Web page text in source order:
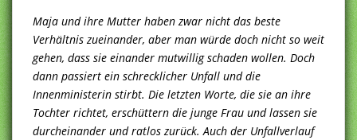
Maja und ihre Mutter haben zwar nicht das beste
Verhältnis zueinander, aber man würde doch nicht so weit
gehen, dass sie einander mutwillig schaden wollen. Doch
dann passiert ein schrecklicher Unfall und die
Innenministerin stirbt. Die letzten Worte, die sie an ihre
Tochter richtet, erschüttern die junge Frau und lassen sie
durcheinander und ratlos zurück. Auch der Unfallverlauf